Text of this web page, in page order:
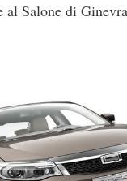
al Salone di Ginevra